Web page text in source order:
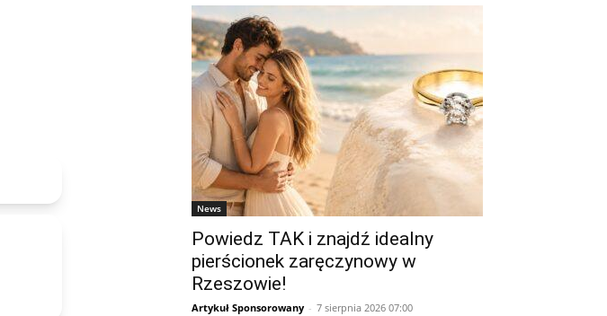
News
Powiedz TAK i znajdź idealny
pierścionek zaręczynowy w
Rzeszowie!
Artykuł Sponsorowany - 7 sierpnia 2026 07:00